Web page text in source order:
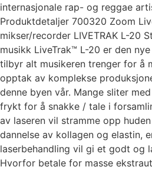
internasjonale rap- og reggae
Produktdetaljer 700320 Zoom
mikser/recorder LIVETRAK L-20
musikk LiveTrak™ L-20 er den
tilbyr alt musikeren trenger for å
opptak av komplekse
denne byen vår. Mange sliter
frykt for å snakke / tale i
av laseren vil stramme opp
dannelse av kollagen og elastin,
laserbehandling vil gi et godt og
Hvorfor betale for masse